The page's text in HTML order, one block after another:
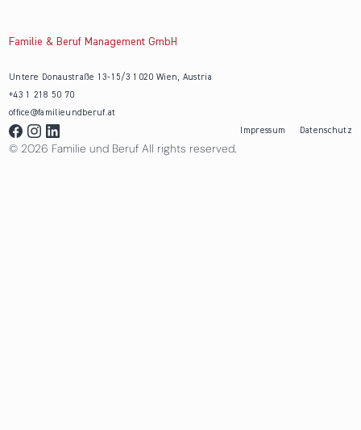
Familie & Beruf Management GmbH
Untere Donaustraße 13-15/3 1020 Wien, Austria
+43 1 218 50 70
office@familieundberuf.at
Impressum
Datenschutz
© 2026 Familie und Beruf All rights reserved.